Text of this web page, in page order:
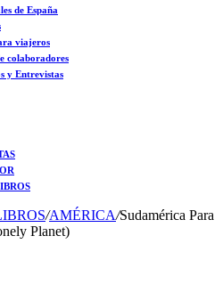
de España
viajeros
colaboradores
y Entrevistas
/AMÉRICA/Sudamérica Para
Planet)